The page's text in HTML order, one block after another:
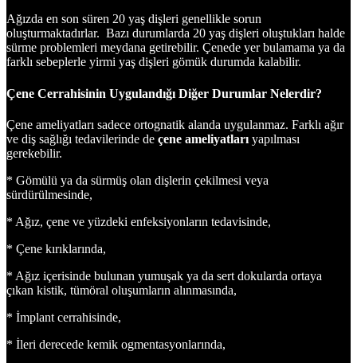
Ağızda en son süren 20 yaş dişleri genellikle sorun
oluşturmaktadırlar. Bazı durumlarda 20 yaş dişleri oluştukları halde
sürme problemleri meydana getirebilir. Çenede yer bulamama ya da
farklı sebeplerle yirmi yaş dişleri gömük durumda kalabilir.
Çene Cerrahisinin Uygulandığı Diğer Durumlar Nelerdir?
Çene ameliyatları sadece ortognatik alanda uygulanmaz. Farklı ağır
ve diş sağlığı tedavilerinde de çene ameliyatları yapılması
gerekebilir.
* Gömülü ya da sürmüş olan dişlerin çekilmesi veya
sürdürülmesinde,
* Ağız, çene ve yüzdeki enfeksiyonların tedavisinde,
* Çene kırıklarında,
* Ağız içerisinde bulunan yumuşak ya da sert dokularda ortaya
çıkan kistik, tümöral oluşumların alınmasında,
* İmplant cerrahisinde,
* İleri derecede kemik ogmentasyonlarında,